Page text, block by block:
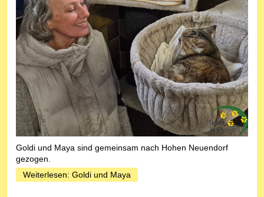
Goldi und Maya sind gemeinsam nach Hohen Neuendorf
gezogen.
Weiterlesen: Goldi und Maya